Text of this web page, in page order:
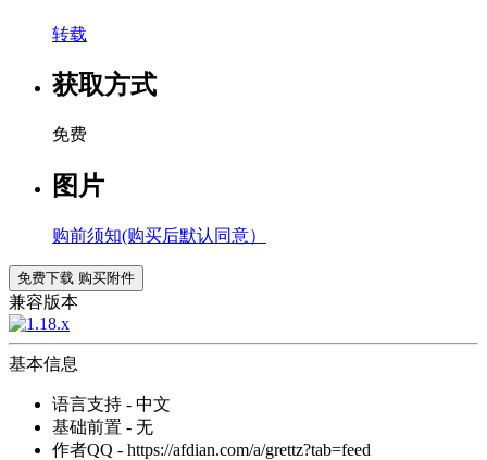
转载
获取方式
免费
图片
购前须知(购买后默认同意）
免费下载 购买附件
兼容版本
基本信息
语言支持 - 中文
基础前置 - 无
作者QQ - https://afdian.com/a/grettz?tab=feed